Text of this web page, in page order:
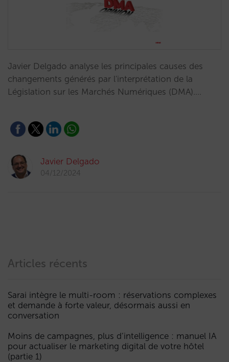
Javier Delgado analyse les principales causes des
changements générés par l'interprétation de la
Législation sur les Marchés Numériques (DMA).…
Javier Delgado
04/12/2024
Articles récents
Sarai intègre le multi-room : réservations complexes
et demande à forte valeur, désormais aussi en
conversation
Moins de campagnes, plus d’intelligence : manuel IA
pour actualiser le marketing digital de votre hôtel
(partie 1)